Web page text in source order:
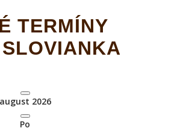
TERMÍNY
august 2026
Po